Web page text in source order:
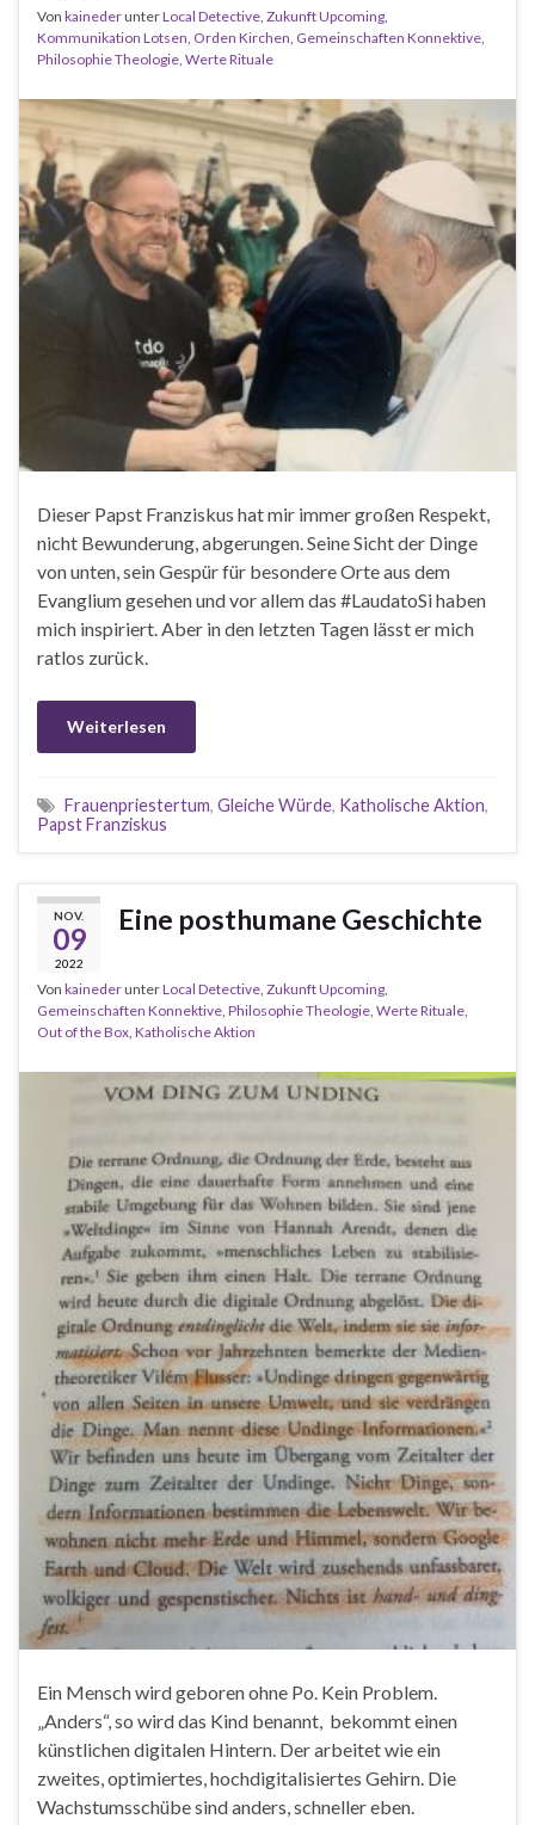
Von kainederunterLocal Detective, Zukunft Upcoming,
Kommunikation Lotsen, Orden Kirchen, Gemeinschaften Konnektive,
Philosophie Theologie, Werte Rituale
Dieser Papst Franziskus hat mir immer großen Respekt,
nicht Bewunderung, abgerungen. Seine Sicht der Dinge
von unten, sein Gespür für besondere Orte aus dem
Evanglium gesehen und vor allem das #LaudatoSi haben
mich inspiriert. Aber in den letzten Tagen lässt er mich
ratlos zurück.
Weiterlesen
Frauenpriestertum, Gleiche Würde, Katholische Aktion,
Papst Franziskus
NOV.
09
2022
Eine posthumane Geschichte
Von kainederunterLocal Detective, Zukunft Upcoming,
Gemeinschaften Konnektive, Philosophie Theologie, Werte Rituale,
Out of the Box, Katholische Aktion
Ein Mensch wird geboren ohne Po. Kein Problem.
„Anders“, so wird das Kind benannt, bekommt einen
künstlichen digitalen Hintern. Der arbeitet wie ein
zweites, optimiertes, hochdigitalisiertes Gehirn. Die
Wachstumsschübe sind anders, schneller eben.